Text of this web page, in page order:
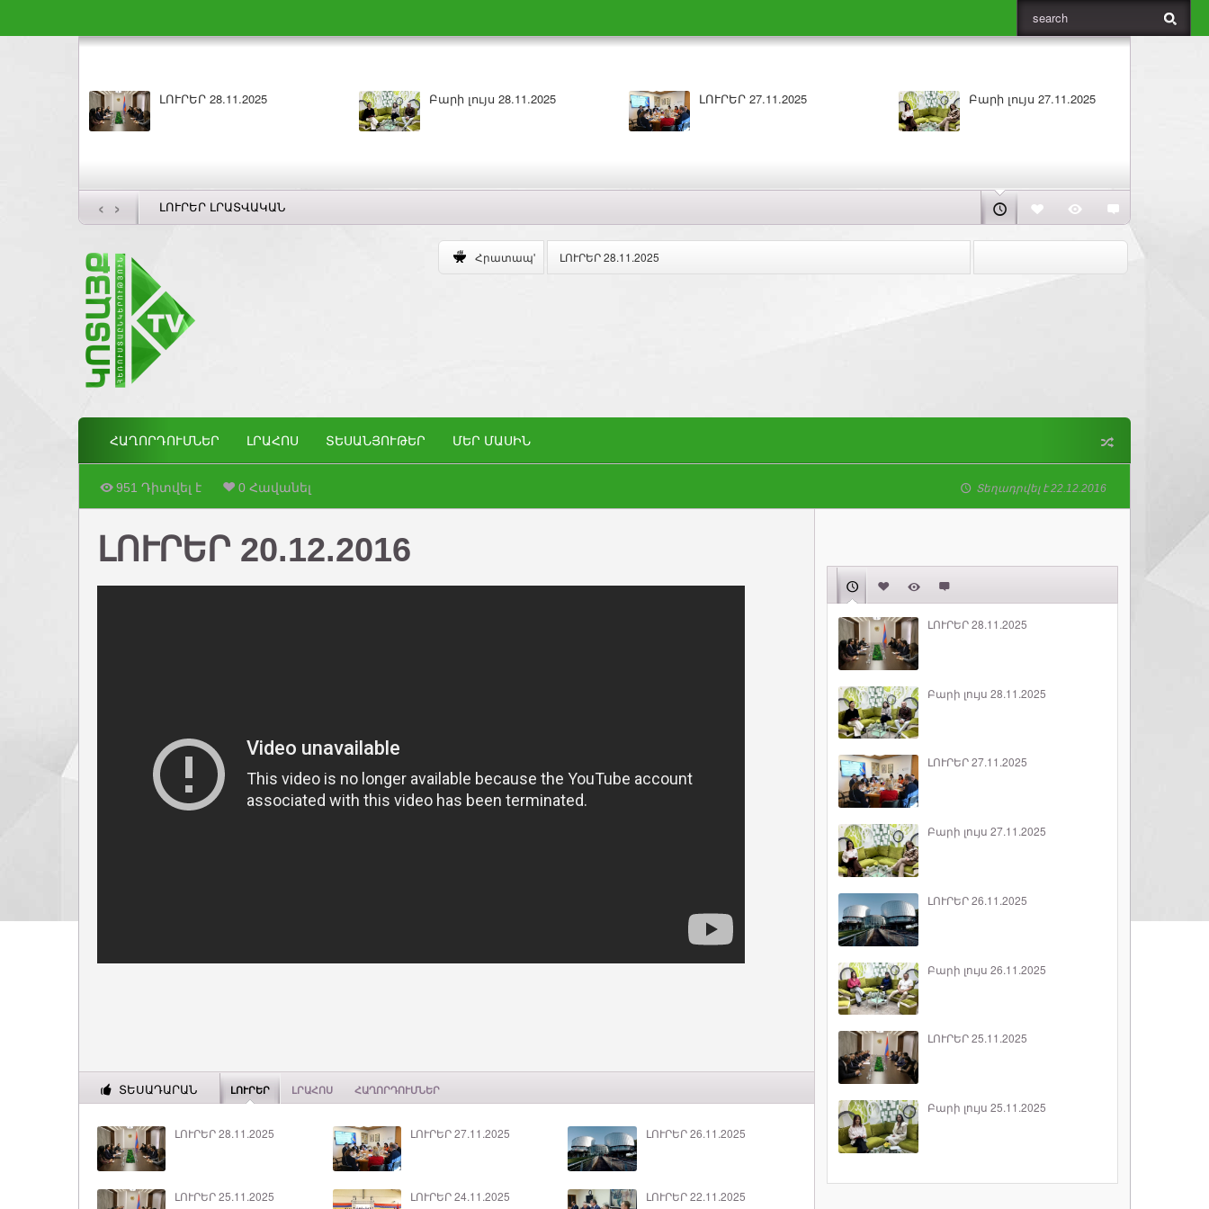
Բարի լույս 28.11.2025 ԼՈՒՐԵՐ 27.11.2025 Բարի լույս 27.11.2025 ԼՈՒՐԵՐ 26.11.2025
‹ › ԼՈՒՐԵՐ ԼՐԱՏՎԱԿԱՆ
Հրատապ' ԼՈՒՐԵՐ 28.11.2025
ՀԱՂՈՐԴՈՒՄՆԵՐ ԼՐԱՀՈՍ ՏԵՍԱՆՅՈՒԹԵՐ ՄԵՐ ՄԱՍԻՆ
951 Դիտվել է 0 Հավանել Տեղադրվել է 22.12.2016
ԼՈՒՐԵՐ 20.12.2016
ՏԵՍԱԴԱՐԱՆ ԼՈՒՐԵՐ ԼՐԱՀՈՍ ՀԱՂՈՐԴՈՒՄՆԵՐ
ԼՈՒՐԵՐ 28.11.2025 ԼՈՒՐԵՐ 27.11.2025 ԼՈՒՐԵՐ 26.11.2025
ԼՈՒՐԵՐ 25.11.2025 ԼՈՒՐԵՐ 24.11.2025 ԼՈՒՐԵՐ 22.11.2025
ԼՈՒՐԵՐ 28.11.2025
Բարի լույս 28.11.2025
ԼՈՒՐԵՐ 27.11.2025
Բարի լույս 27.11.2025
ԼՈՒՐԵՐ 26.11.2025
Բարի լույս 26.11.2025
ԼՈՒՐԵՐ 25.11.2025
Բարի լույս 25.11.2025